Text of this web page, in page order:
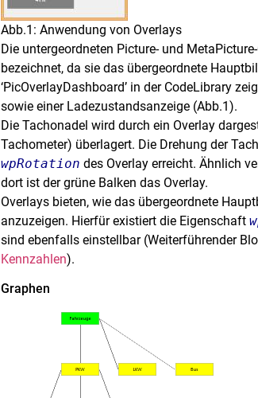
Abb.1: Anwendung von Overlays
Die untergeordneten Picture- und
bezeichnet, da sie das übergeordnete
‘PicOverlayDashboard’ in der CodeLibrary
sowie einer Ladezustandsanzeige (Abb.1).
Die Tachonadel wird durch ein Overlay
Tachometer) überlagert. Die Drehung der
wpRotation des Overlay erreicht. Ähnlich
dort ist der grüne Balken das Overlay.
Overlays bieten, wie das übergeordnete
anzuzeigen. Hierfür existiert die Eigenschaft
sind ebenfalls einstellbar (Weiterführender
Kennzahlen).
Graphen